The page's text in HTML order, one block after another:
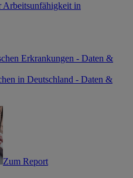
Arbeitsunfähigkeit in
Erkrankungen - Daten &
in Deutschland - Daten &
Zum Report